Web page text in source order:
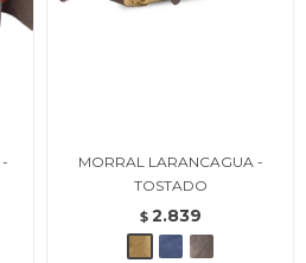
MORRAL LARANCAGUA -
TOSTADO
$ 2.839